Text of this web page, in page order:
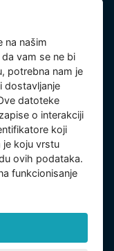
podataka
sudu u Pragu,
broj kompanije:
CZ26150808.
na našim
vam se ne bi
potrebna nam je
i dostavljanje
datoteke
o interakciji
koji
je koju vrstu
ovih podataka.
funkcionisanje